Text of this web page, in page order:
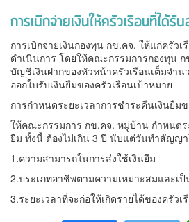
การเบิกจ่ายเงินให้ครัวเรือนที่ได้รั
การเบิกจ่ายเงินกองทุน กข.คจ. ให้แก่ครัว
ดำเนินการ โดยให้คณะกรรมการกองทุน
บัญชีเงินฝากของหัวหน้าครัวเรือนเต็มจำ
ออกใบรับเงินยืมของครัวเรือนเป้าหมาย
การกำหนดระยะเวลาการชำระคืนเงินยืม
ให้คณะกรรมการ กข.คจ. หมู่บ้าน กำหนดร
ยืม ทั้งนี้ ต้องไม่เกิน 3 ปี นับแต่วันทำสัญญ
1.ความสามารถในการส่งใช้เงินยืม
2.ประเภทอาชีพตามความเหมาะสมและเป็
3.ระยะเวลาที่จะก่อให้เกิดรายได้ของครัวเ